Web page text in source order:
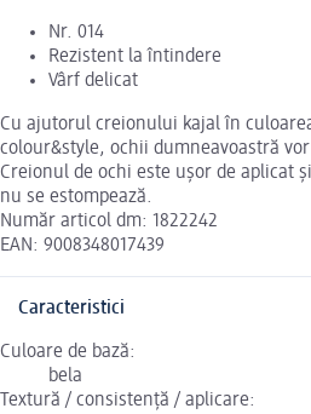
Nr. 014
Rezistent la întindere
Vârf delicat
Cu ajutorul creionului kajal în
colour&style, ochii dumneavoastră
Creionul de ochi este ușor de aplicat
nu se estompează.
Număr articol dm: 1822242
EAN: 9008348017439
Caracteristici
Culoare de bază:
bela
Textură / consistență / aplicare: